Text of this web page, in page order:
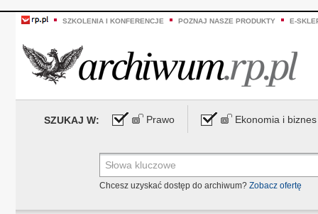
SZKOLENIA I KONFERENCJE POZNAJ NASZE PRODUKTY E-
SZUKAJ W: Prawo Ekonomia i biznes
Chcesz uzyskać dostęp do archiwum? Zobacz ofertę